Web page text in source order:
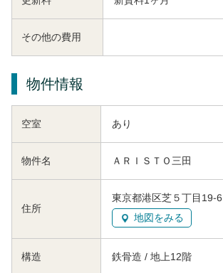
その他の費用
物件情報
空室 あり
物件名 ＡＲＩＳＴＯ三田
住所
東京都港区芝５丁目19-6
地図をみる
構造 鉄骨造 / 地上12階